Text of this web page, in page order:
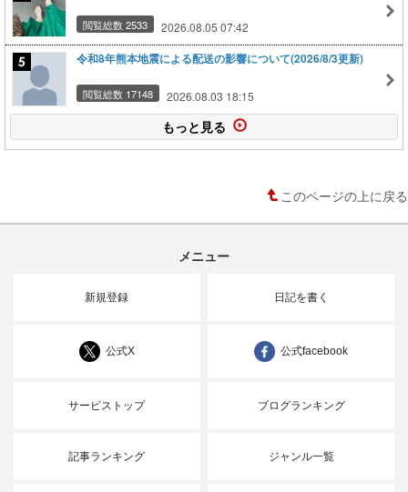
閲覧総数 2533 2026.08.05 07:42
令和8年熊本地震による配送の影響について(2026/8/3更新)
閲覧総数 17148 2026.08.03 18:15
もっと見る
このページの上に戻る
メニュー
新規登録 日記を書く
公式X 公式facebook
サービストップ ブログランキング
記事ランキング ジャンル一覧